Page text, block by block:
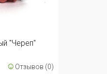
"Череп"
☺ Отзывов (0)